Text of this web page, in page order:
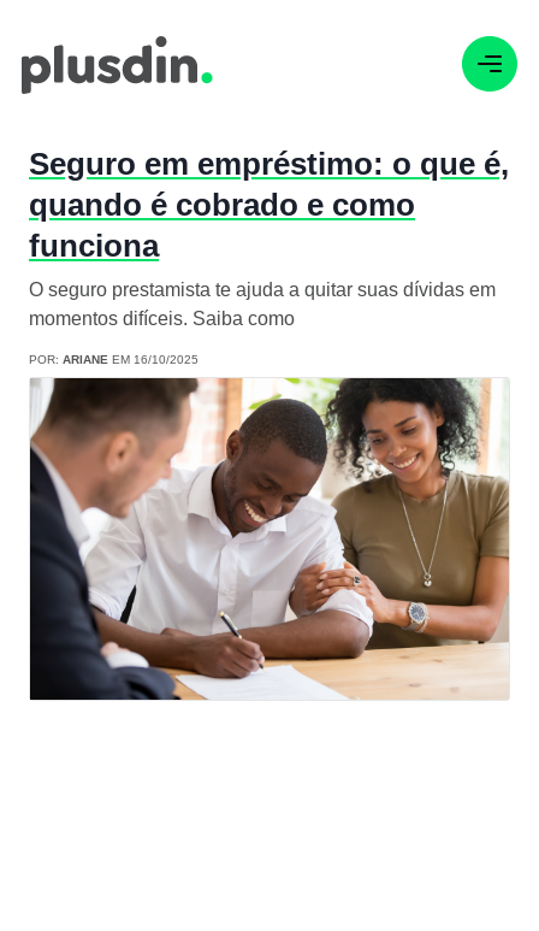
Seguro em empréstimo: o que é,
quando é cobrado e como
funciona
O seguro prestamista te ajuda a quitar suas dívidas em
momentos difíceis. Saiba como
POR: ARIANE EM 16/10/2025